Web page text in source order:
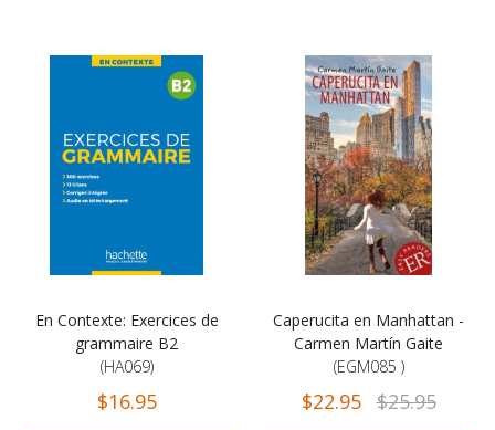
En Contexte: Exercices de
grammaire B2
(HA069)
$16.95
Caperucita en Manhattan -
Carmen Martín Gaite
(EGM085 )
$22.95 $25.95